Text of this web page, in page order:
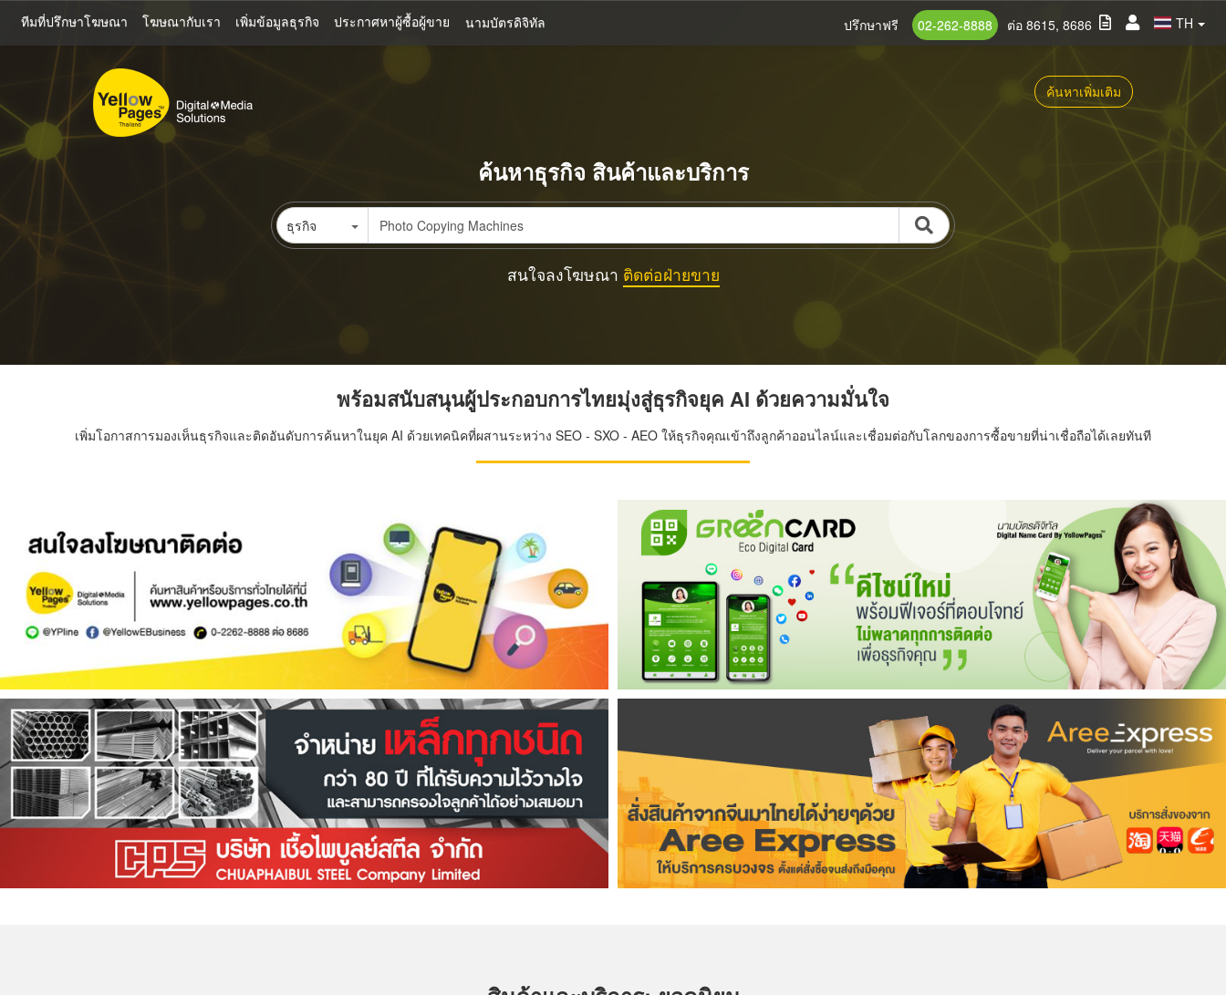
หลัก
ทีมที่ปรึกษาโฆษณา โฆษณากับเรา เพิ่มข้อมูลธุรกิจ ประกาศหาผู้ซื้อผู้ขาย นามบัตรดิจิทัล TH
ปรึกษาฟรี 02-262-8888 ต่อ 8615, 8686
ค้นหาเพิ่มเติม
ค้นหาธุรกิจ สินค้าและบริการ
ธุรกิจ
สนใจลงโฆษณา ติดต่อฝ่ายขาย
พร้อมสนับสนุนผู้ประกอบการไทยมุ่งสู่ธุรกิจยุค AI ด้วยความมั่นใจ
เพิ่มโอกาสการมองเห็นธุรกิจและติดอันดับการค้นหาในยุค AI ด้วยเทคนิคที่ผสานระหว่าง SEO - SXO - AEO ให้ธุรกิจคุณเข้าถึงลูกค้าออนไลน์และเชื่อมต่อกับโลกของการซื้อขายที่น่าเชื่อถือได้เลยทันที